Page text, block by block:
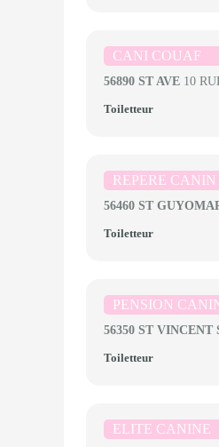
CANI COUAF
56890 ST AVE 10
Toiletteur
REPERE CANIN
56460 ST
Toiletteur
PENSION
56350 ST VINCENT
Toiletteur
ELITE CANINE